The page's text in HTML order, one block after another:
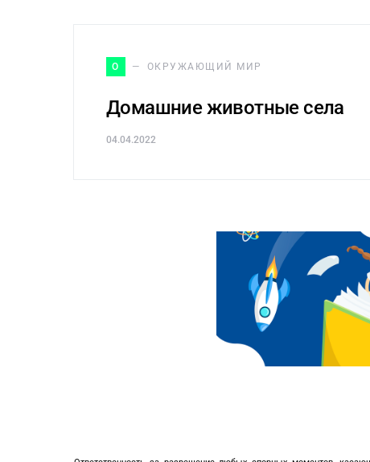
О ОКРУЖАЮЩИЙ МИР
Домашние животные села
04.04.2022